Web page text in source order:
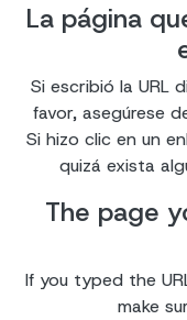
La página
Si escribió la URL
favor, asegúrese
Si hizo clic en un
quizá exista
The page
If you typed the
make